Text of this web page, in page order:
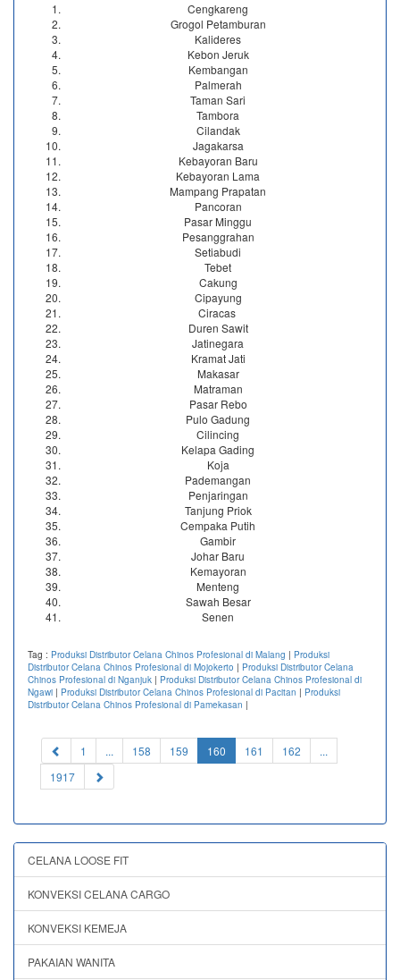
Cengkareng
Grogol Petamburan
Kalideres
Kebon Jeruk
Kembangan
Palmerah
Taman Sari
Tambora
Cilandak
Jagakarsa
Kebayoran Baru
Kebayoran Lama
Mampang Prapatan
Pancoran
Pasar Minggu
Pesanggrahan
Setiabudi
Tebet
Cakung
Cipayung
Ciracas
Duren Sawit
Jatinegara
Kramat Jati
Makasar
Matraman
Pasar Rebo
Pulo Gadung
Cilincing
Kelapa Gading
Koja
Pademangan
Penjaringan
Tanjung Priok
Cempaka Putih
Gambir
Johar Baru
Kemayoran
Menteng
Sawah Besar
Senen
Tag : Produksi Distributor Celana Chinos Profesional di Malang | Produksi
Distributor Celana Chinos Profesional di Mojokerto | Produksi Distributor Celana
Chinos Profesional di Nganjuk | Produksi Distributor Celana Chinos Profesional di
Ngawi | Produksi Distributor Celana Chinos Profesional di Pacitan | Produksi
Distributor Celana Chinos Profesional di Pamekasan |
1 ... 158 159 160 (current)
161 162
...
1917
CELANA LOOSE FIT
KONVEKSI CELANA CARGO
KONVEKSI KEMEJA
PAKAIAN WANITA